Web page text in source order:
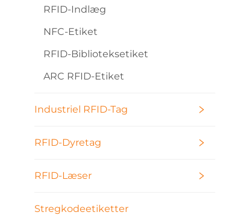
RFID-Indlæg
NFC-Etiket
RFID-Biblioteksetiket
ARC RFID-Etiket
Industriel RFID-Tag
RFID-Dyretag
RFID-Læser
Stregkodeetiketter